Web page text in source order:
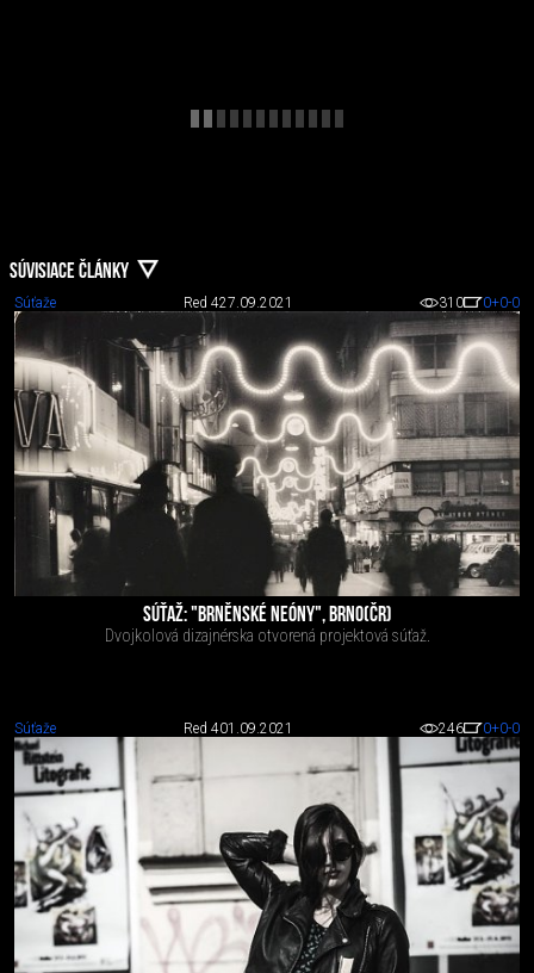
SÚVISIACE ČLÁNKY
Súťaže Red 427.09.2021 310 0+0-0
SÚŤAŽ: "BRNĚNSKÉ NEÓNY", BRNO(ČR)
Dvojkolová dizajnérska otvorená projektová súťaž.
Súťaže Red 401.09.2021 246 0+0-0